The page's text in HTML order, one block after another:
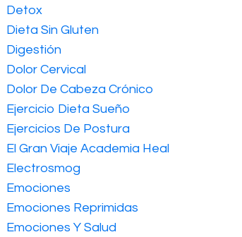
Detox
Dieta Sin Gluten
Digestión
Dolor Cervical
Dolor De Cabeza Crónico
Ejercicio Dieta Sueño
Ejercicios De Postura
El Gran Viaje Academia Heal
Electrosmog
Emociones
Emociones Reprimidas
Emociones Y Salud